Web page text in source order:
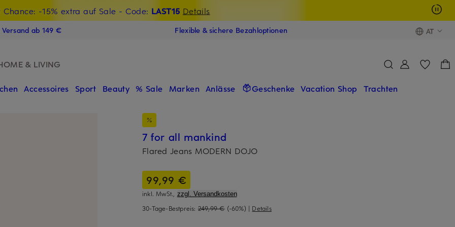
Chance: -15% extra auf Sale - Code: LAST15 Details
Willkommensgutschein mit Beyond sichern
ab 149 € Flexible & sichere Bezahloptionen AT
& LIVING
Accessoires Sport Beauty % Sale Marken Anlässe Geschenke Vacation Shop Trachten
7 for all mankind
Flared Jeans MODERN DOJO
99,99 €
inkl. MwSt., zzgl. Versandkosten
30-Tage-Bestpreis: 249,99 € (-60%) | Details